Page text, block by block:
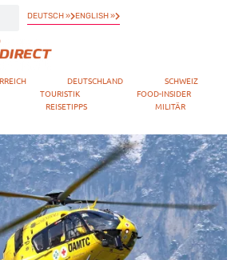
DEUTSCH » ENGLISH »
DEUTSCHLAND
SCHWEIZ
TOURISTIK
FOOD-INSIDER
REISETIPPS MILITÄR